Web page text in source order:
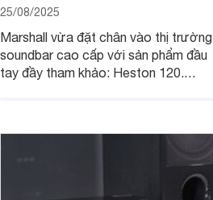
25/08/2025
Marshall vừa đặt chân vào thị trường
soundbar cao cấp với sản phẩm đầu
tay đầy tham khảo: Heston 120.